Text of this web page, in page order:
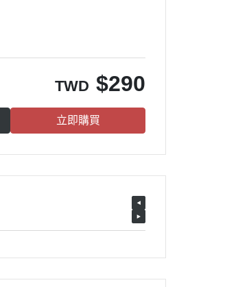
TWD $290
立即購買